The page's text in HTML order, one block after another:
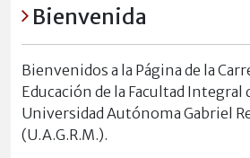
Bienvenida
Bienvenidos a la Página de la
Educación de la Facultad Integral
Universidad Autónoma Gabriel
(U.A.G.R.M.).